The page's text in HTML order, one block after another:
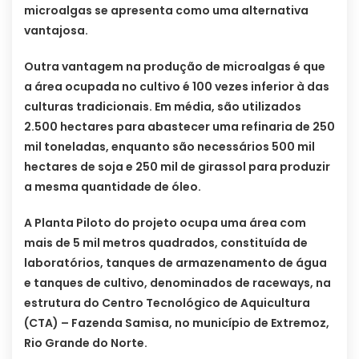
microalgas se apresenta como uma alternativa
vantajosa.
Outra vantagem na produção de microalgas é que
a área ocupada no cultivo é 100 vezes inferior à das
culturas tradicionais. Em média, são utilizados
2.500 hectares para abastecer uma refinaria de 250
mil toneladas, enquanto são necessários 500 mil
hectares de soja e 250 mil de girassol para produzir
a mesma quantidade de óleo.
A Planta Piloto do projeto ocupa uma área com
mais de 5 mil metros quadrados, constituída de
laboratórios, tanques de armazenamento de água
e tanques de cultivo, denominados de raceways, na
estrutura do Centro Tecnológico de Aquicultura
(CTA) – Fazenda Samisa, no município de Extremoz,
Rio Grande do Norte.